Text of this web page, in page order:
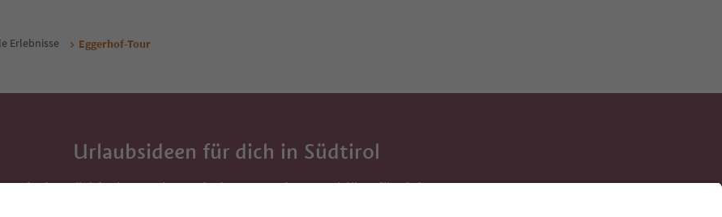
Erlebnisse Eggerhof-Tour
Urlaubsideen für dich in Südtirol
Mit der Südtirol-Newsletter bekommst du Vorschläge für deine